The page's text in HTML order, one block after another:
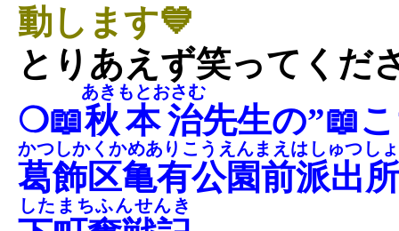
動します💙
とりあえず笑ってくだ
❍📖秋本治
あきもとおさむ
先生の”📖
葛飾区亀有公園前派出所
かつしかくかめありこうえんまえはしゅつしょ
したまちふんせんき